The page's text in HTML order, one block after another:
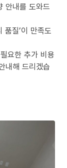
안내를 도와드
품질’이 만족도
요한 추가 비용
내해 드리겠습